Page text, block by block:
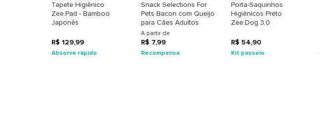
Tapete Higiênico
Zee.Pad - Bamboo
Japonês
R$ 129,99
Absorve rápido
Snack Selections For
Pets Bacon com Queijo
para Cães Adultos
A partir de
R$ 7,99
Recompensa
Porta-Saquinhos
Higiênicos Preto
Zee.Dog 3.0
R$ 54,90
Kit passeio